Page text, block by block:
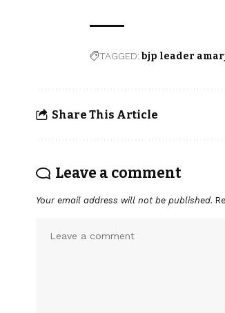
TAGGED:bjp leader
Share This Article
Leave a comment
Your email address will not be published.